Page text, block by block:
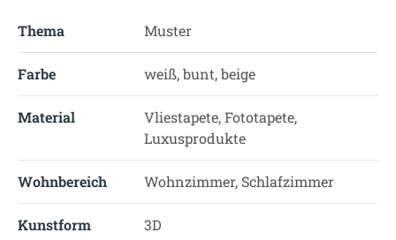
Thema Muster
Farbe weiß, bunt, beige
Material
Vliestapete, Fototapete,
Luxusprodukte
Wohnbereich Wohnzimmer, Schlafzimmer
Kunstform 3D